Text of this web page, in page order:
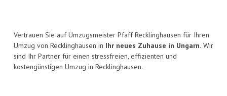
Vertrauen Sie auf Umzugsmeister Pfaff Recklinghausen für Ihren
Umzug von Recklinghausen in Ihr neues Zuhause in Ungarn. Wir
sind Ihr Partner für einen stressfreien, effizienten und
kostengünstigen Umzug in Recklinghausen.